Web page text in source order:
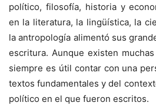
político, filosofía, historia y
en la literatura, la lingüística, la
la antropología alimentó sus
escritura. Aunque existen
siempre es útil contar con una
textos fundamentales y del
político en el que fueron escritos.